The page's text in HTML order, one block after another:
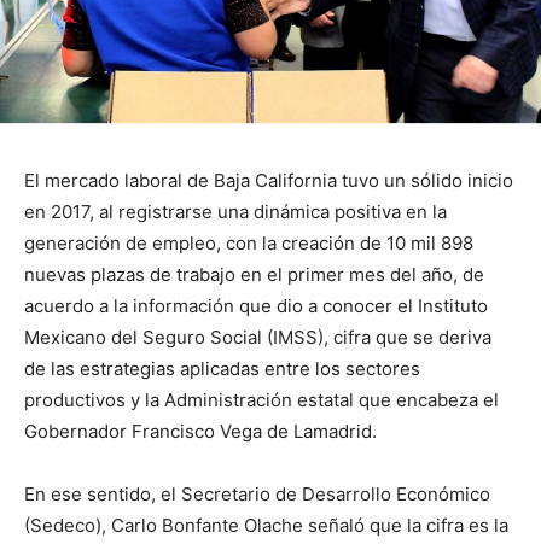
El mercado laboral de Baja California tuvo un sólido inicio
en 2017, al registrarse una dinámica positiva en la
generación de empleo, con la creación de 10 mil 898
nuevas plazas de trabajo en el primer mes del año, de
acuerdo a la información que dio a conocer el Instituto
Mexicano del Seguro Social (IMSS), cifra que se deriva
de las estrategias aplicadas entre los sectores
productivos y la Administración estatal que encabeza el
Gobernador Francisco Vega de Lamadrid.
En ese sentido, el Secretario de Desarrollo Económico
(Sedeco), Carlo Bonfante Olache señaló que la cifra es la